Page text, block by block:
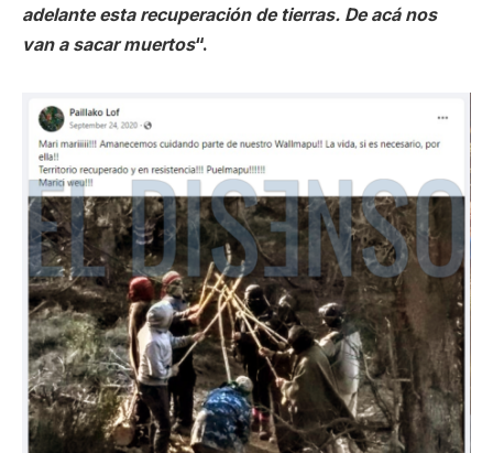
adelante esta recuperación de tierras. De acá nos
van a sacar muertos“.